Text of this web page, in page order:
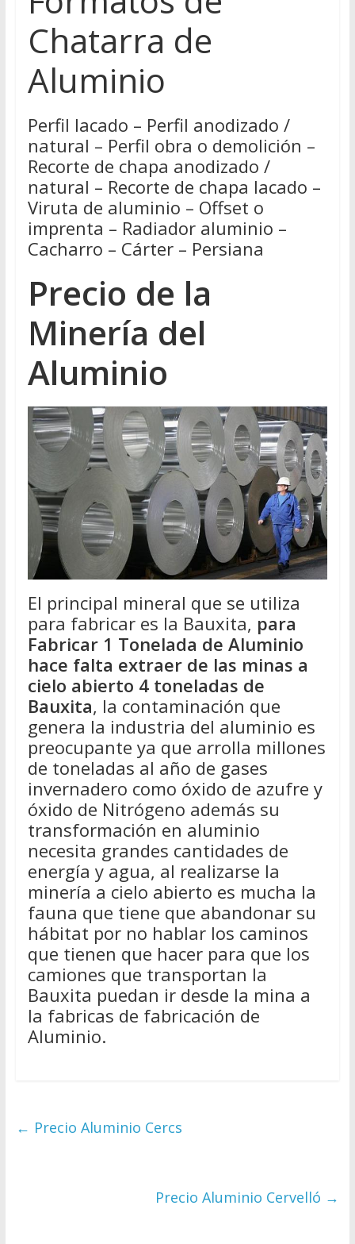
Chatarra de
Aluminio
Perfil lacado – Perfil anodizado /
natural – Perfil obra o demolición –
Recorte de chapa anodizado /
natural – Recorte de chapa lacado –
Viruta de aluminio – Offset o
imprenta – Radiador aluminio –
Cacharro – Cárter – Persiana
Precio de la
Minería del
Aluminio
El principal mineral que se utiliza
para fabricar es la Bauxita, para
Fabricar 1 Tonelada de Aluminio
hace falta extraer de las minas a
cielo abierto 4 toneladas de
Bauxita, la contaminación que
genera la industria del aluminio es
preocupante ya que arrolla millones
de toneladas al año de gases
invernadero como óxido de azufre y
óxido de Nitrógeno además su
transformación en aluminio
necesita grandes cantidades de
energía y agua, al realizarse la
minería a cielo abierto es mucha la
fauna que tiene que abandonar su
hábitat por no hablar los caminos
que tienen que hacer para que los
camiones que transportan la
Bauxita puedan ir desde la mina a
la fabricas de fabricación de
Aluminio.
← Precio Aluminio Cercs
Precio Aluminio Cervelló →